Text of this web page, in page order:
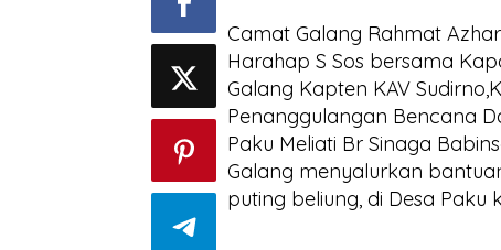
Paku
Camat Galang Rahmat
Harahap S Sos bersama
Galang Kapten KAV
Penanggulangan Bencana
Paku Meliati Br Sinaga
Galang menyalurkan
puting beliung, di Desa